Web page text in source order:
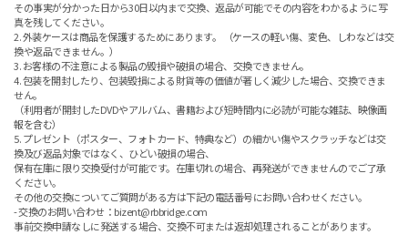
その事実が分かった日から30日以内まで交換、返品が可能でその内容をわかるように写
真を残してください。
2. 外装ケースは商品を保護するためにあります。 （ケースの軽い傷、変色、しわなどは交
換や返品できません。）
3. お客様の不注意による製品の毀損や破損の場合、交換できません。
4. 包装を開封したり、包装毀損による財貨等の価値が著しく減少した場合、交換できま
せん。
（利用者が開封したDVDやアルバム、書籍および短時間内に必読が可能な雑誌、映像画
報を含む）
5. プレゼント（ポスター、フォトカード、特典など）の細かい傷やスクラッチなどは交
換及び返品対象ではなく、ひどい破損の場合、
保有在庫に限り交換受付が可能です。在庫切れの場合、再発送ができませんのでご了承
ください。
その他の交換についてご質問がある方は下記の電話番号にお問い合わせください。
- 交換のお問い合わせ：bizent@rbbridge.com
事前交換申請なしに発送する場合、交換不可または返却処理されることがあります。